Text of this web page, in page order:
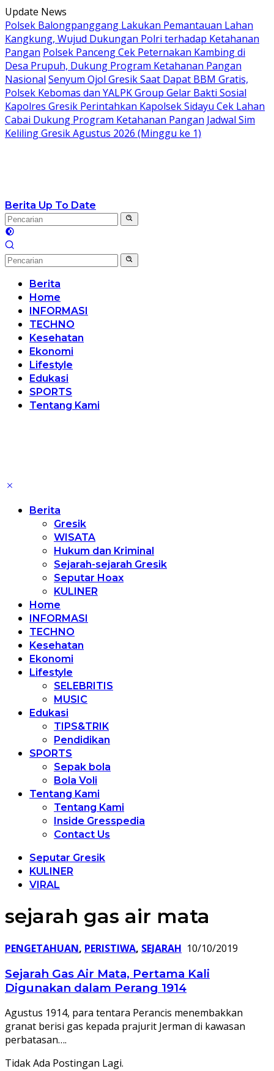
Langsung
ke
konten
Update News
Polsek Balongpanggang Lakukan Pemantauan Lahan
Kangkung, Wujud Dukungan Polri terhadap Ketahanan
Pangan Polsek Panceng Cek Peternakan Kambing di
Desa Prupuh, Dukung Program Ketahanan Pangan
Nasional Senyum Ojol Gresik Saat Dapat BBM Gratis,
Polsek Kebomas dan YALPK Group Gelar Bakti Sosial
Kapolres Gresik Perintahkan Kapolsek Sidayu Cek Lahan
Cabai Dukung Program Ketahanan Pangan Jadwal Sim
Keliling Gresik Agustus 2026 (Minggu ke 1)
Berita Up To Date
Berita
Home
INFORMASI
TECHNO
Kesehatan
Ekonomi
Lifestyle
Edukasi
SPORTS
Tentang Kami
Berita
Gresik
WISATA
Hukum dan Kriminal
Sejarah-sejarah Gresik
Seputar Hoax
KULINER
Home
INFORMASI
TECHNO
Kesehatan
Ekonomi
Lifestyle
SELEBRITIS
MUSIC
Edukasi
TIPS&TRIK
Pendidikan
SPORTS
Sepak bola
Bola Voli
Tentang Kami
Tentang Kami
Inside Gresspedia
Contact Us
Seputar Gresik
KULINER
VIRAL
sejarah gas air mata
PENGETAHUAN, PERISTIWA, SEJARAH 10/10/2019
Sejarah Gas Air Mata, Pertama Kali
Digunakan dalam Perang 1914
Agustus 1914, para tentara Perancis menembakkan
granat berisi gas kepada prajurit Jerman di kawasan
perbatasan….
Tidak Ada Postingan Lagi.